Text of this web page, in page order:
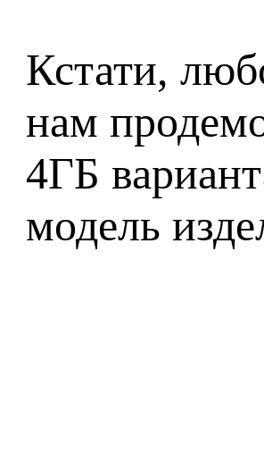
Кстати,
нам
4ГБ
модель